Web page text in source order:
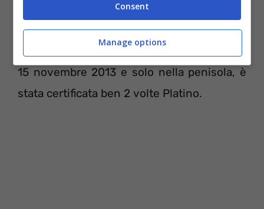
Scritta dagli stessi Pnau e prodotta dai Faul
& Wad Ad, la canzone è stata pubblicata il
15 novembre 2013 e solo nella penisola, è
stata certificata ben 2 volte Platino.
Consent
Manage options